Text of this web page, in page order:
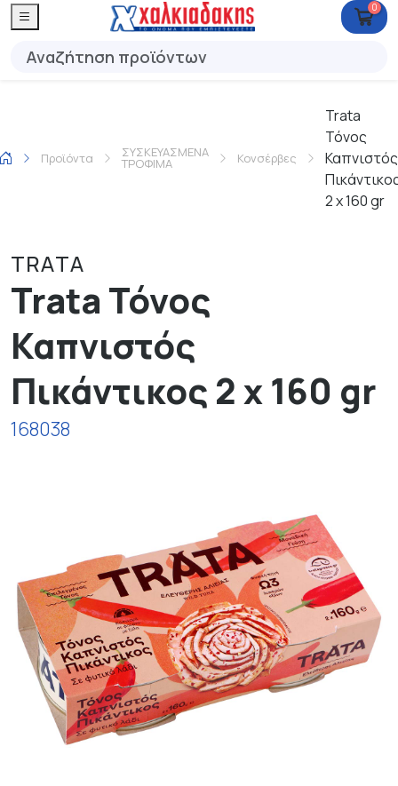
0
Προϊόντα ΣΥΣΚΕΥΑΣΜΕΝΑ
ΤΡΟΦΙΜΑ Κονσέρβες
Trata
Τόνος
Καπνιστός
2 x 160 gr
TRATA
Trata Τόνος
Καπνιστός
Πικάντικος 2 x 160 gr
168038